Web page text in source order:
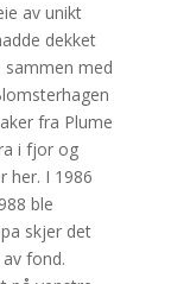
av unikt
dekket
med
fra Plume
i fjor og
her. I 1986
ble
skjer det
fond.